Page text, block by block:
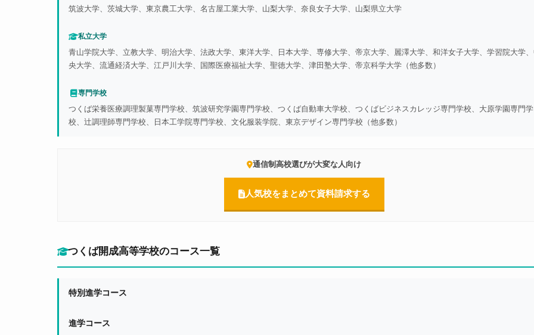
筑波大学、茨城大学、東京農工大学、名古屋工業大学、山梨大学、奈良女子大学、山梨県立大学
私立大学
青山学院大学、立教大学、明治大学、法政大学、東洋大学、日本大学、専修大学、帝京大学、麗澤大学、和洋女子大学、学習院大学
央大学、流通経済大学、江戸川大学、国際医療福祉大学、聖徳大学、津田塾大学、帝京科学大学（他多数）
専門学校
つくば栄養医療調理製菓専門学校、筑波研究学園専門学校、つくば自動車大学校、つくばビジネスカレッジ専門学校、大原学園専門学
校、辻調理師専門学校、日本工学院専門学校、文化服装学院、東京デザイン専門学校（他多数）
通信制高校選びが大変な人向け
人気校をまとめて資料請求する
つくば開成高等学校のコース一覧
特別進学コース
進学コース